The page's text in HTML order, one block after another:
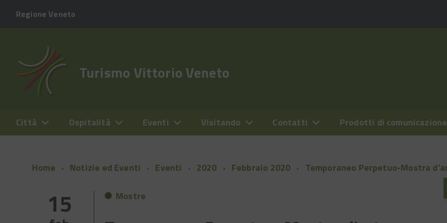
Regione Veneto
Turismo Vittorio Veneto
Città Ospitalità Eventi Visitando Contatti Prodotti di comunicazione
Home Notizie ed Eventi Eventi 2020 Febbraio 2020 Temporaneo Perpetuo-Mostra
15 Mostre